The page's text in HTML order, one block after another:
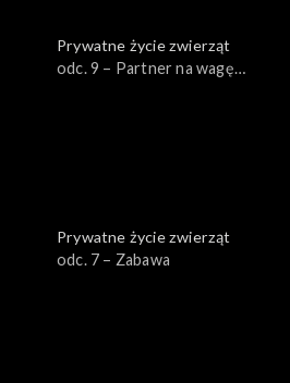
Prywatne życie zwierząt
odc. 9 – Partner na wagę
Prywatne życie zwierząt
odc. 7 – Zabawa